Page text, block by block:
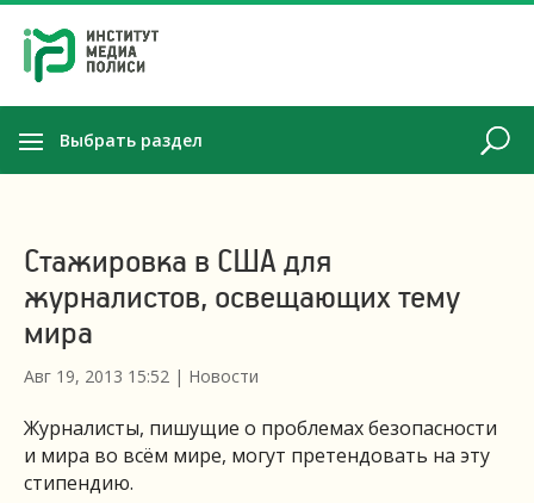
Выбрать раздел
Стажировка в США для
журналистов, освещающих тему
мира
Авг 19, 2013 15:52 | Новости
Журналисты, пишущие о проблемах безопасности
и мира во всём мире, могут претендовать на эту
стипендию.